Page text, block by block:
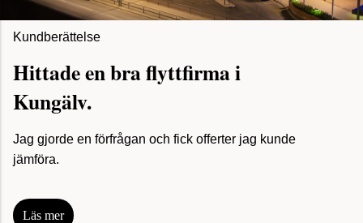
Kundberättelse
Hittade en bra flyttfirma i
Kungälv.
Jag gjorde en förfrågan och fick offerter jag kunde
jämföra.
Läs mer